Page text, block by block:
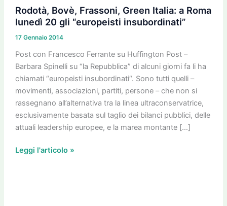
Rodotà, Bovè, Frassoni, Green Italia: a Roma
lunedì 20 gli “europeisti insubordinati”
17 Gennaio 2014
Post con Francesco Ferrante su Huffington Post –
Barbara Spinelli su “la Repubblica” di alcuni giorni fa li ha
chiamati “europeisti insubordinati“. Sono tutti quelli –
movimenti, associazioni, partiti, persone – che non si
rassegnano all’alternativa tra la linea ultraconservatrice,
esclusivamente basata sul taglio dei bilanci pubblici, delle
attuali leadership europee, e la marea montante […]
Frassoni,
Green
a
Roma
lunedì
20
gli
“europeisti
insubordinati”
Leggi l'articolo »